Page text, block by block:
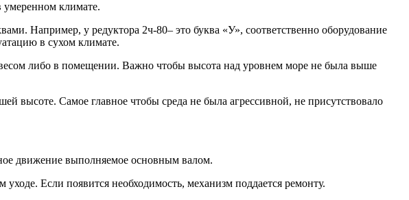
умеренном климате.
Например, у редуктора 2ч-80– это буква «У», соответственно оборудование
в сухом климате.
либо в помещении. Важно чтобы высота над уровнем море не была выше
высоте. Самое главное чтобы среда не была агрессивной, не присутствовало
движение выполняемое основным валом.
Если появится необходимость, механизм поддается ремонту.